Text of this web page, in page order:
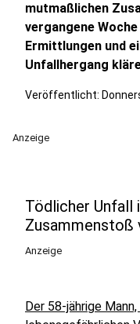
mutmaßlichen
vergangene
Ermittlungen und
Unfallhergang
Veröffentlicht:
Anzeige
Tödlicher Unfall
Zusammenstoß
Anzeige
Der 58-jährige